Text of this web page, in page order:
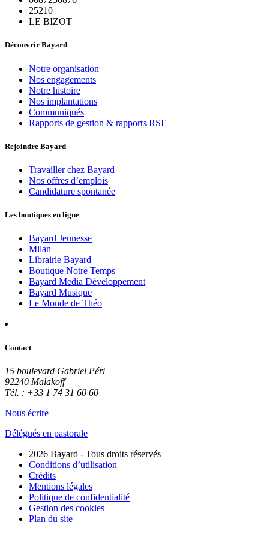
25210
LE BIZOT
Découvrir Bayard
Notre organisation
Nos engagements
Notre histoire
Nos implantations
Communiqués
Rapports de gestion & rapports RSE
Rejoindre Bayard
Travailler chez Bayard
Nos offres d’emplois
Candidature spontanée
Les boutiques en ligne
Bayard Jeunesse
Milan
Librairie Bayard
Boutique Notre Temps
Bayard Media Développement
Bayard Musique
Le Monde de Théo
Contact
15 boulevard Gabriel Péri
92240 Malakoff
Tél. : +33 1 74 31 60 60
Nous écrire
Délégués en pastorale
2026 Bayard - Tous droits réservés
Conditions d’utilisation
Crédits
Mentions légales
Politique de confidentialité
Gestion des cookies
Plan du site